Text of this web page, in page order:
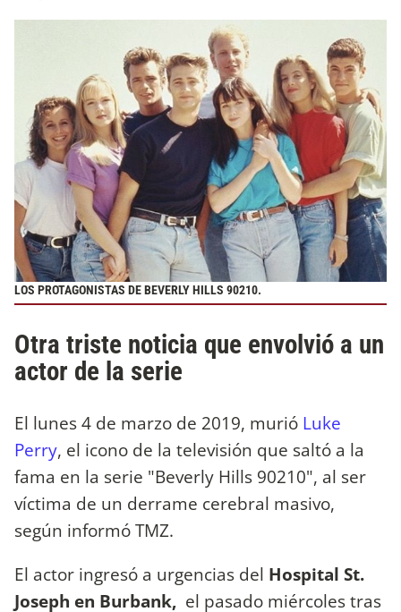
LOS PROTAGONISTAS DE BEVERLY HILLS 90210.
Otra triste noticia que envolvió a un
actor de la serie
El lunes 4 de marzo de 2019, murió Luke
Perry, el icono de la televisión que saltó a la
fama en la serie "Beverly Hills 90210", al ser
víctima de un derrame cerebral masivo,
según informó TMZ.
El actor ingresó a urgencias del Hospital St.
Joseph en Burbank, el pasado miércoles tras